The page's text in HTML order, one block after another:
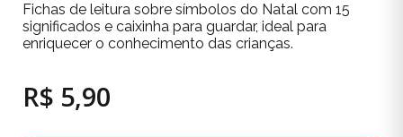
Fichas de leitura sobre símbolos do Natal com 15
significados e caixinha para guardar, ideal para
enriquecer o conhecimento das crianças.
R$ 5,90